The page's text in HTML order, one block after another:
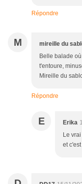
Répondre
M mireille du
Belle balade
t'entoure,
Mireille du
Répondre
E Erika
Le
et